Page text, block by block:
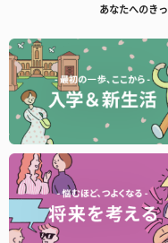
あなたへのき